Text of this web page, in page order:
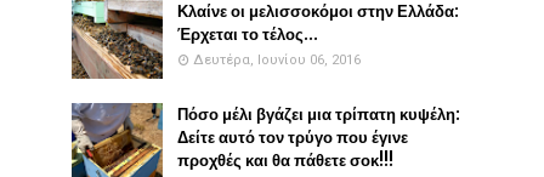
Κλαίνε οι μελισσοκόμοι στην Ελλάδα:
Έρχεται το τέλος...
Δευτέρα, Ιουνίου 06, 2016
Πόσο μέλι βγάζει μια τρίπατη κυψέλη:
Δείτε αυτό τον τρύγο που έγινε
προχθές και θα πάθετε σοκ!!!